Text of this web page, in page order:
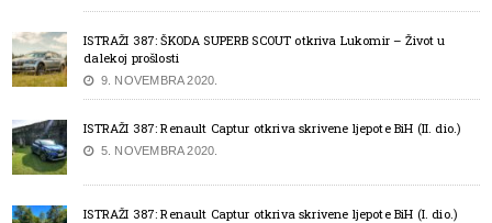
ISTRAŽI 387: ŠKODA SUPERB SCOUT otkriva Lukomir – Život u
dalekoj prošlosti
9. NOVEMBRA 2020.
ISTRAŽI 387: Renault Captur otkriva skrivene ljepote BiH (II. dio.)
5. NOVEMBRA 2020.
ISTRAŽI 387: Renault Captur otkriva skrivene ljepote BiH (I. dio.)